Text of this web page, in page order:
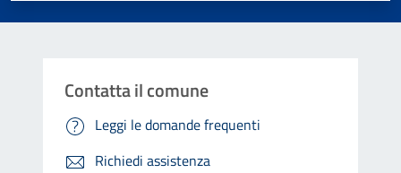
Contatta il comune
Leggi le domande frequenti
Richiedi assistenza